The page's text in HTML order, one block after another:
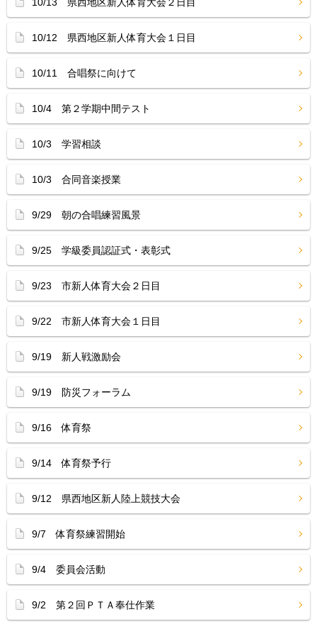
10/12 県西地区新人体育大会１日目
10/11 合唱祭に向けて
10/4 第２学期中間テスト
10/3 学習相談
10/3 合同音楽授業
9/29 朝の合唱練習風景
9/25 学級委員認証式・表彰式
9/23 市新人体育大会２日目
9/22 市新人体育大会１日目
9/19 新人戦激励会
9/19 防災フォーラム
9/16 体育祭
9/14 体育祭予行
9/12 県西地区新人陸上競技大会
9/7 体育祭練習開始
9/4 委員会活動
9/2 第２回ＰＴＡ奉仕作業